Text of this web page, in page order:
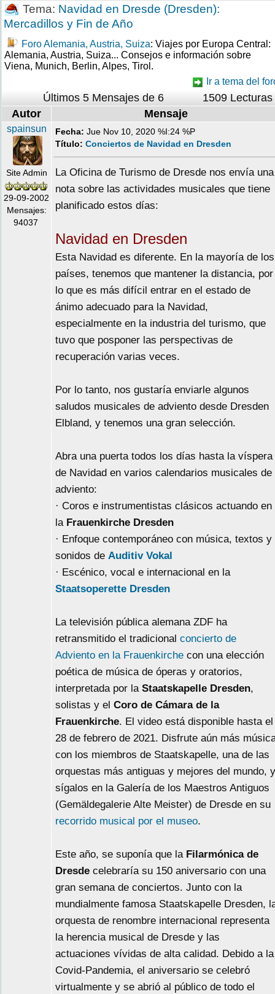
Tema: Navidad en Dresde (Dresden):
Mercadillos y Fin de Año
Foro Alemania, Austria, Suiza: Viajes por Europa Central:
Alemania, Austria, Suiza... Consejos e información sobre
Viena, Munich, Berlin, Alpes, Tirol.
Ir a tema del
Últimos 5 Mensajes de 6
1509 Lecturas
Autor
Mensaje
spainsun
Site Admin
29-09-2002
Mensajes:
94037
Fecha: Jue Nov 10, 2020 %I:24 %P
Título: Conciertos de Navidad en Dresden
La Oficina de Turismo de Dresde nos envía una
nota sobre las actividades musicales que tiene
planificado estos días:
Navidad en Dresden
Esta Navidad es diferente. En la mayoría de los
países, tenemos que mantener la distancia, por
lo que es más difícil entrar en el estado de
ánimo adecuado para la Navidad,
especialmente en la industria del turismo, que
tuvo que posponer las perspectivas de
recuperación varias veces.
Por lo tanto, nos gustaría enviarle algunos
saludos musicales de adviento desde Dresden
Elbland, y tenemos una gran selección.
Abra una puerta todos los días hasta la víspera
de Navidad en varios calendarios musicales de
adviento:
· Coros e instrumentistas clásicos actuando en
la Frauenkirche Dresden
· Enfoque contemporáneo con música, textos y
sonidos de Auditiv Vokal
· Escénico, vocal e internacional en la
Staatsoperette Dresden
La televisión pública alemana ZDF ha
retransmitido el tradicional concierto de
Adviento en la Frauenkirche con una elección
poética de música de óperas y oratorios,
interpretada por la Staatskapelle Dresden,
solistas y el Coro de Cámara de la
Frauenkirche. El video está disponible hasta el
28 de febrero de 2021. Disfrute aún más
con los miembros de Staatskapelle, una de las
orquestas más antiguas y mejores del mundo, y
sígalos en la Galería de los Maestros Antiguos
(Gemäldegalerie Alte Meister) de Dresde en su
recorrido musical por el museo.
Este año, se suponía que la Filarmónica de
Dresde celebraría su 150 aniversario con una
gran semana de conciertos. Junto con la
mundialmente famosa Staatskapelle Dresden,
orquesta de renombre internacional representa
la herencia musical de Dresde y las
actuaciones vívidas de alta calidad. Debido a la
Covid-Pandemia, el aniversario se celebró
virtualmente y se abrió al público de todo el